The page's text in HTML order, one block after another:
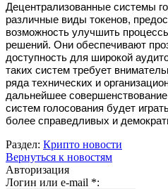
Децентрализованные системы
различные виды токенов,
возможность улучшить
решений. Они обеспечивают
доступность для широкой
таких систем требует
ряда технических и
дальнейшее
систем голосования будет
более справедливых и
Раздел: Крипто новости
Вернуться к новостям
Авторизация
Логин или e-mail *: